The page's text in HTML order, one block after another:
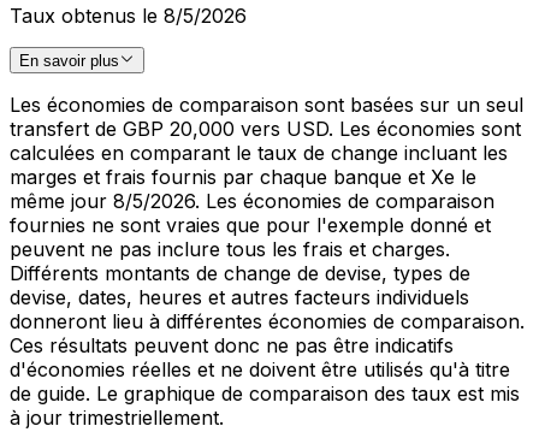
Taux obtenus le 8/5/2026
En savoir plus
Les économies de comparaison sont basées sur un seul
transfert de GBP 20,000 vers USD. Les économies sont
calculées en comparant le taux de change incluant les
marges et frais fournis par chaque banque et Xe le
même jour 8/5/2026. Les économies de comparaison
fournies ne sont vraies que pour l'exemple donné et
peuvent ne pas inclure tous les frais et charges.
Différents montants de change de devise, types de
devise, dates, heures et autres facteurs individuels
donneront lieu à différentes économies de comparaison.
Ces résultats peuvent donc ne pas être indicatifs
d'économies réelles et ne doivent être utilisés qu'à titre
de guide. Le graphique de comparaison des taux est mis
à jour trimestriellement.